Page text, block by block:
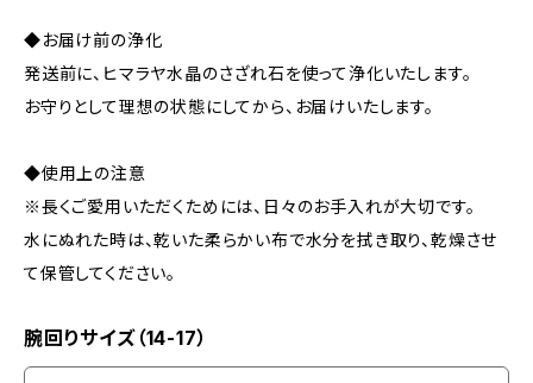
◆お届け前の浄化
発送前に、ヒマラヤ水晶のさざれ石を使って浄化いたします。
お守りとして理想の状態にしてから、お届けいたします。
◆使用上の注意
※長くご愛用いただくためには、日々のお手入れが大切です。
水にぬれた時は、乾いた柔らかい布で水分を拭き取り、乾燥させ
て保管してください。
腕回りサイズ（14-17）